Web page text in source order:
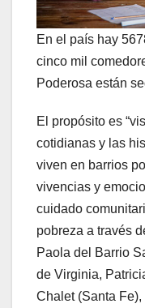
En el país hay
cinco mil
Poderosa están
El propósito es
cotidianas y las
viven en barrios
vivencias y
cuidado
pobreza a través
Paola del Barrio
de Virginia,
Chalet (Santa